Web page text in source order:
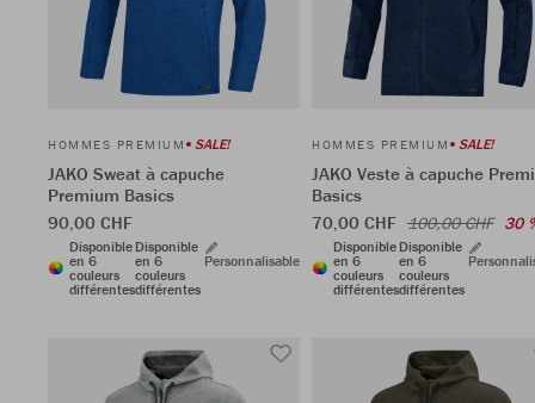
HOMMES PREMIUM SALE!
JAKO Sweat à capuche
Premium Basics
90,00 CHF
Disponible
en 6
couleurs
différentes
Disponible
en 6
couleurs
différentes
Personnalisable
HOMMES PREMIUM SALE!
JAKO Veste à capuche
Basics
70,00 CHF 100,00 CHF 30
Disponible
en 6
couleurs
différentes
Disponible
en 6
couleurs
différentes